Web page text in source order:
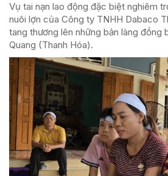
Vụ tai nạn lao động đặc biệt nghiêm
nuôi lợn của Công ty TNHH Dabaco
tang thương lên những bản làng đồng
Quang (Thanh Hóa).